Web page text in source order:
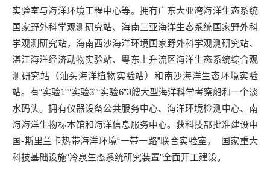
实验室与海洋环境工程中心等。拥有广东大亚湾海洋生态系统
国家野外科学观测研究站、海南三亚海洋生态系统国家野外科
学观测研究站，海南西沙海洋环境国家野外科学观测研究站、
湛江海洋经济动物实验站、粤东上升流区海洋生态系统综合观
测研究站（汕头海洋植物实验站）和南沙海洋生态环境实验
站。有“实验1”“实验3”“实验6”3艘大型海洋科学考察船和一个淡
水码头。拥有仪器设备公共服务中心、海洋环境检测中心、南
海海洋生物标本馆和海洋信息服务中心。获科技部批准建设中
国-斯里兰卡热带海洋环境“一带一路”联合实验室， 国家重大
科技基础设施“冷泉生态系统研究装置”全面开工建设。